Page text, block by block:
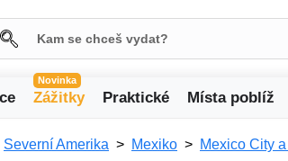
Novinka
Zážitky Praktické Místa poblíž
Severní Amerika Mexiko Mexico City